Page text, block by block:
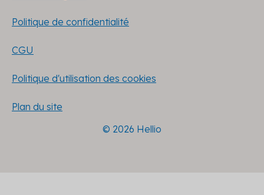
Politique de confidentialité
CGU
Politique d'utilisation des cookies
Plan du site
© 2026 Hellio